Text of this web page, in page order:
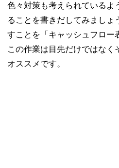
色々対策も考えられているよ
ることを書きだしてみましょ
すことを「キャッシュフロー
この作業は目先だけではなく
オススメです。